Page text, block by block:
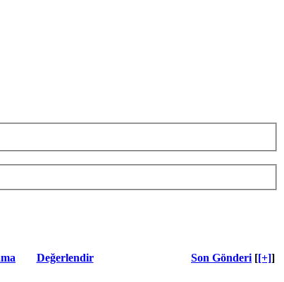
Değerlendir Son Gönderi [[+]]